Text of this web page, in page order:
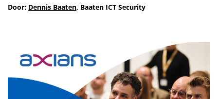
Door: Dennis Baaten, Baaten ICT Security